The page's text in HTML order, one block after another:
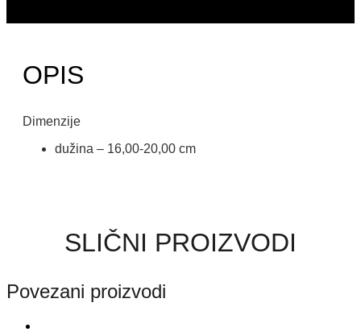
OPIS
Dimenzije
dužina – 16,00-20,00 cm
SLIČNI PROIZVODI
Povezani proizvodi